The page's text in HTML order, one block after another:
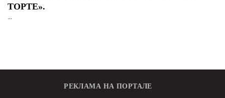
ТОРТЕ».
...
РЕКЛАМА НА ПОРТАЛЕ